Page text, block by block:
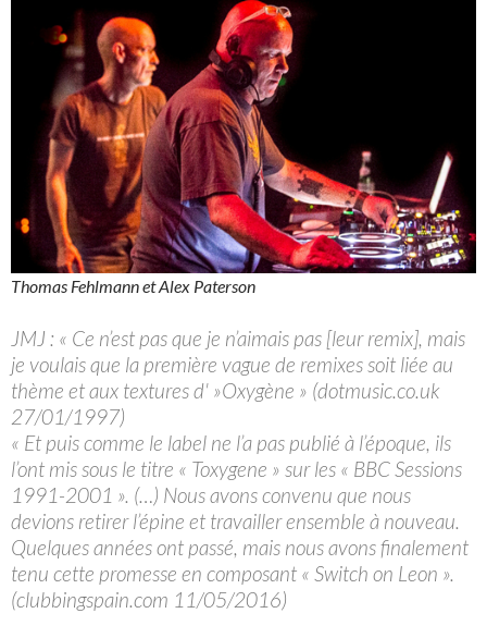
Thomas Fehlmann et Alex Paterson
JMJ : « Ce n’est pas que je n’aimais pas [leur remix], mais
je voulais que la première vague de remixes soit liée au
thème et aux textures d' »Oxygène » (dotmusic.co.uk
27/01/1997)
« Et puis comme le label ne l’a pas publié à l’époque, ils
l’ont mis sous le titre « Toxygene » sur les « BBC Sessions
1991-2001 ». (…) Nous avons convenu que nous
devions retirer l’épine et travailler ensemble à nouveau.
Quelques années ont passé, mais nous avons finalement
tenu cette promesse en composant « Switch on Leon ».
(clubbingspain.com 11/05/2016)